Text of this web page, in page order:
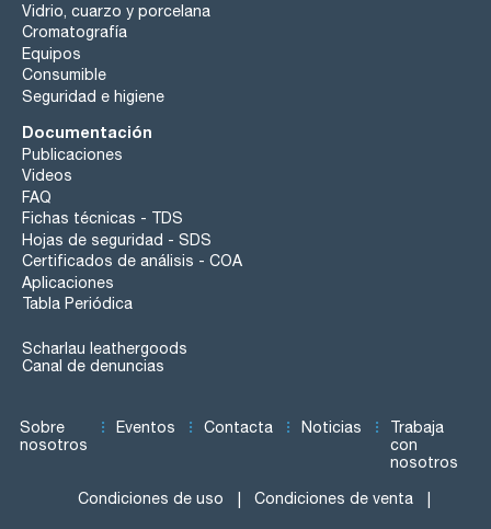
Vidrio, cuarzo y porcelana
Cromatografía
Equipos
Consumible
Seguridad e higiene
Documentación
Publicaciones
Videos
FAQ
Fichas técnicas - TDS
Hojas de seguridad - SDS
Certificados de análisis - COA
Aplicaciones
Tabla Periódica
Scharlau leathergoods
Canal de denuncias
Sobre
nosotros
Eventos Contacta Noticias
Trabaja
con
nosotros
Condiciones de uso Condiciones de venta